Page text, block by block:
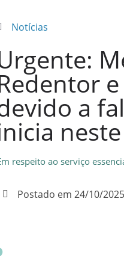
Notícias
a
respeito ao serviço
Postado em 24/10/2025